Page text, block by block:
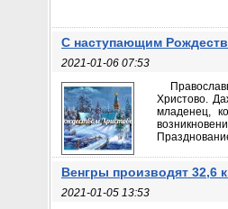
С наступающим
2021-01-06 07:53
Христово.
младенец,
Венгры производят 32,6
2021-01-05 13:53